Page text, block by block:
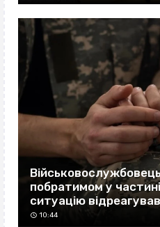
побратимом у
ситуацію
10:44